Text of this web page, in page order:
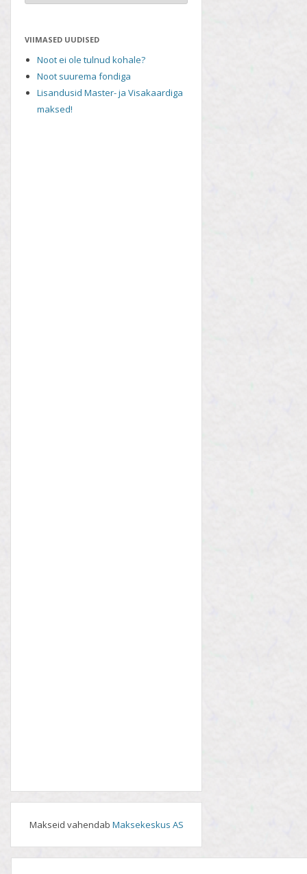
VIIMASED UUDISED
Noot ei ole tulnud kohale?
Noot suurema fondiga
Lisandusid Master- ja Visakaardiga
maksed!
Makseid vahendab Maksekeskus AS